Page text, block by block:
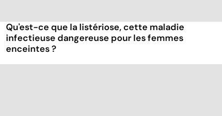
Qu'est-ce que la listériose, cette maladie
infectieuse dangereuse pour les femmes
enceintes ?